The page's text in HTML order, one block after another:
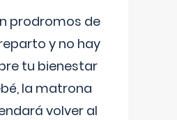
prodromos de
y no hay
tu bienestar
la matrona
volver al